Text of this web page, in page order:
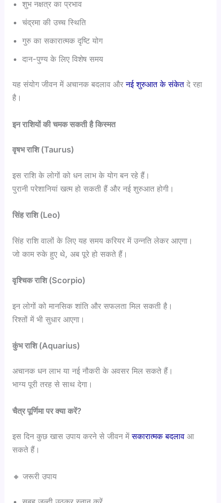
शुभ नक्षत्र का प्रभाव
चंद्रमा की उच्च स्थिति
गुरु का सकारात्मक दृष्टि योग
दान-पुण्य के लिए विशेष समय
यह संयोग जीवन में अचानक बदलाव औरनई शुरुआत के संकेतदे रहा
है।
इन राशियों की चमक सकती है किस्मत
वृषभ राशि (Taurus)
इस राशि के लोगों को धन लाभ के योग बन रहे हैं।
पुरानी परेशानियां खत्म हो सकती हैं और नई शुरुआत होगी।
सिंह राशि (Leo)
सिंह राशि वालों के लिए यह समय करियर में उन्नति लेकर आएगा।
जो काम रुके हुए थे, अब पूरे हो सकते हैं।
वृश्चिक राशि (Scorpio)
इन लोगों को मानसिक शांति और सफलता मिल सकती है।
रिश्तों में भी सुधार आएगा।
कुंभ राशि (Aquarius)
अचानक धन लाभ या नई नौकरी के अवसर मिल सकते हैं।
भाग्य पूरी तरह से साथ देगा।
चैत्र पूर्णिमा पर क्या करें?
इस दिन कुछ खास उपाय करने से जीवन मेंसकारात्मक बदलाव आ
सकते हैं।
🔸 जरूरी उपाय